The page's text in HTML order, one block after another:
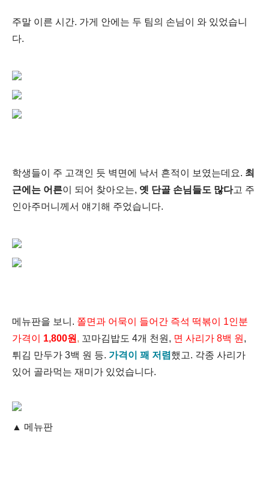
주말 이른 시간. 가게 안에는 두 팀의 손님이 와 있었습니
다.
학생들이 주 고객인 듯 벽면에 낙서 흔적이 보였는데요. 최
근에는 어른이 되어 찾아오는, 옛 단골 손님들도 많다고 주
인아주머니께서 얘기해 주었습니다.
메뉴판을 보니. 쫄면과 어묵이 들어간 즉석 떡볶이 1인분
가격이
1,800원 , 꼬마김밥도 4개 천원, 면 사리가 8백 원 ,
튀김 만두가 3백 원 등. 가격이 꽤 저렴했고. 각종 사리가
있어 골라먹는 재미가 있었습니다.
▲ 메뉴판